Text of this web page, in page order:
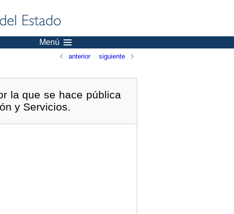
Menú
anterior siguiente
la que se hace pública
y Servicios.